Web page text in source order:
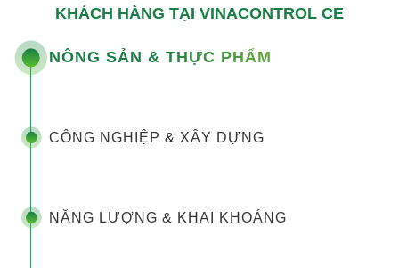
KHÁCH HÀNG TẠI VINACONTROL CE
NÔNG SẢN & THỰC PHẨM
CÔNG NGHIỆP & XÂY DỰNG
NĂNG LƯỢNG & KHAI KHOÁNG